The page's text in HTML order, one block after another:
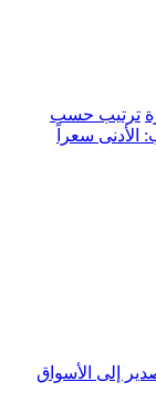
ترتيب حسب
سعراً